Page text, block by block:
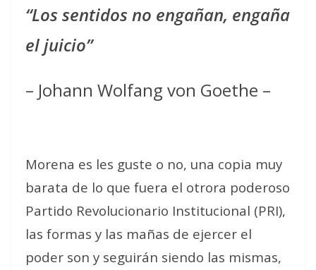
“Los sentidos no engañan, engaña
el juicio”
– Johann Wolfang von Goethe –
Morena es les guste o no, una copia muy
barata de lo que fuera el otrora poderoso
Partido Revolucionario Institucional (PRI),
las formas y las mañas de ejercer el
poder son y seguirán siendo las mismas,